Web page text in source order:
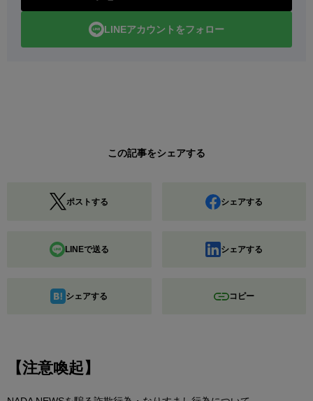
LINEアカウントをフォロー
この記事をシェアする
ポストする シェアする
LINEで送る シェアする
シェアする コピー
【注意喚起】